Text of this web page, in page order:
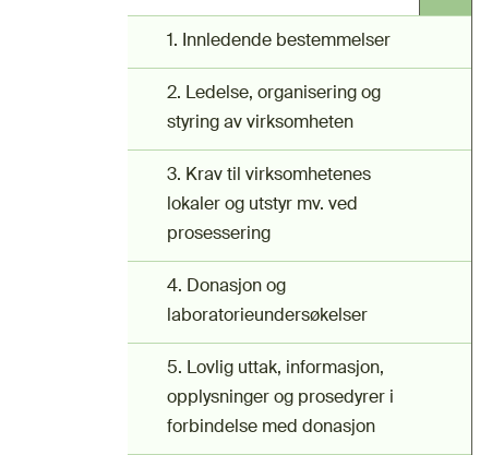
1. Innledende bestemmelser
2. Ledelse, organisering og
styring av virksomheten
3. Krav til virksomhetenes
lokaler og utstyr mv. ved
prosessering
4. Donasjon og
laboratorieundersøkelser
5. Lovlig uttak, informasjon,
opplysninger og prosedyrer i
forbindelse med donasjon